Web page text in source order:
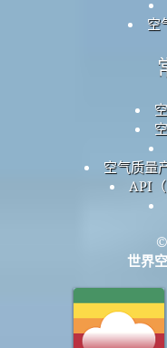
空
空气质量
API
世界